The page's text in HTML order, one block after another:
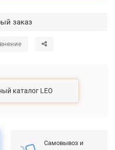
заказ
каталог LEO
Самовывоз и